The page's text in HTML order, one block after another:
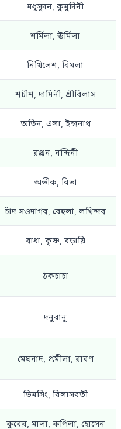
মধুসূদন, কুমুদিনী
শর্মিলা, ঊর্মিলা
নিখিলেশ, বিমলা
শচীশ, দামিনী, শ্রীবিলাস
অতিন, এলা, ইন্দ্রনাথ
রঞ্জন, নন্দিনী
অভীক, বিভা
চাঁদ সওদাগর, বেহুলা, লখিন্দর
রাধা, কৃষ্ণ, বড়ায়ি
ঠকচাচা
দনুবানু
মেঘনাদ, প্রমীলা, রাবণ
ভিমসিং, বিলাসবতী
কুবের, মালা, কপিলা, হোসেন